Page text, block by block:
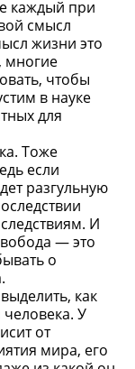
каждый при
смысл
жизни это
многие
чтобы
в науке
для
Тоже
если
разгульную
И
— это
о
как
У
от
мира, его